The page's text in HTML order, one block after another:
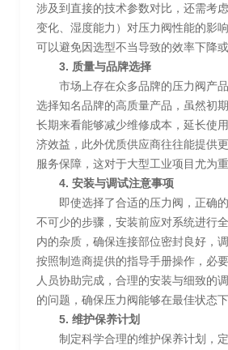
涉及到直接的技术参数对比，还需考
变化、湿度能力）对压力阀性能的影
可以避免因选型不当导致的效率下降或
3. 质量与品牌选择
市场上存在众多品牌的压力阀产
选择知名品牌的高质量产品，虽然初
长期来看能够减少维修成本，延长使
济效益，此外优质供应商往往能提供
服务保障，这对于大型工业项目尤为重
4. 安装与调试注意事项
即使选择了合适的压力阀，正确
不可少的步骤，安装前应对系统进行
内的杂质，确保连接部位密封良好，
按照制造商提供的指导手册操作，必
人员协助完成，合理的安装与细致的
的问题，确保压力阀能够在最佳状态下
5. 维护保养计划
制定科学合理的维护保养计划，